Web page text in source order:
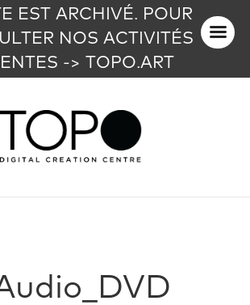
EST ARCHIVÉ. POUR
NOS ACTIVITÉS
-> TOPO.ART